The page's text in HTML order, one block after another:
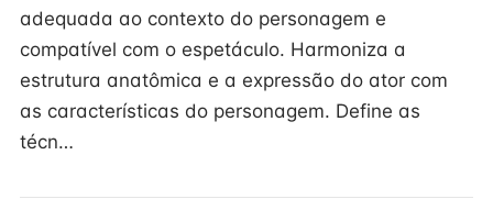
adequada ao contexto do personagem e
compatível com o espetáculo. Harmoniza a
estrutura anatômica e a expressão do ator com
as características do personagem. Define as
técn…